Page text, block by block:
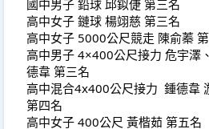
國中男子 鉛球 邱鉯倢 第三名
高中女子 鏈球 楊翊慈 第三名
高中女子 5000公尺競走 陳俞蓁
高中男子 4×400公尺接力 危宇澤
德韋 第三名
高中混合4x400公尺接力  鍾德韋
第四名
高中女子 400公尺 黃楷茹 第五名